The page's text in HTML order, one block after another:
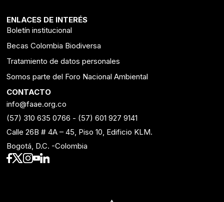
ENLACES DE INTERÉS
Boletín institucional
Becas Colombia Biodiversa
Tratamiento de datos personales
Somos parte del Foro Nacional Ambiental
CONTACTO
info@faae.org.co
(57) 310 635 0766 - (57) 601 927 9141
Calle 26B # 4A – 45, Piso 10, Edificio KLM.
Bogotá, D.C. -Colombia